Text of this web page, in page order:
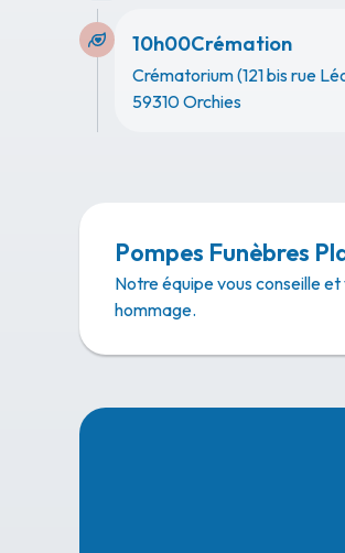
10h00Crémation
Crématorium (121 bis rue
59310 Orchies
Pompes Funèbres
Notre équipe vous conseille
hommage.